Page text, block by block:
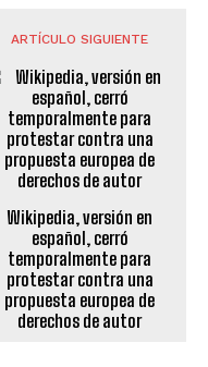
ARTÍCULO SIGUIENTE
Wikipedia, versión en
español, cerró
temporalmente para
protestar contra una
propuesta europea de
derechos de autor